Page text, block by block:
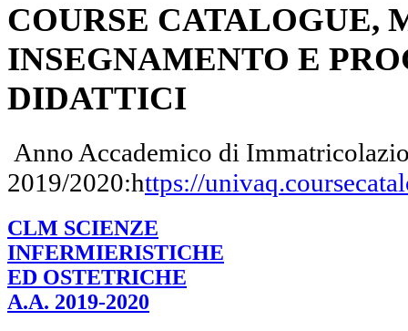
COURSE CATALOGUE,
INSEGNAMENTO E
DIDATTICI
Anno Accademico di
2019/2020:https://
CLM SCIENZE
INFERMIERISTICHE
ED OSTETRICHE
A.A. 2019-2020